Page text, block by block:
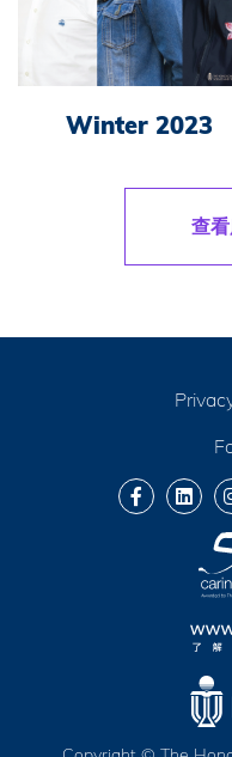
Winter 2023
查